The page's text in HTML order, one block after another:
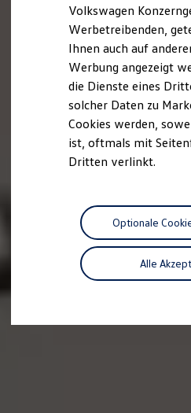
Bidirektionales
Förderung & Kosten
Kostensimulator
Autonomes Fahren
Mehr zum ID. Buzz
California Welt
California Club
California Magazin &
California Reisen &
California App
California Lifestyle &
Übernachten im
Unternehmen
Karriere im
Volkswagen
Werbetreibenden,
Ihnen auch auf
Werbung angezeigt
die Dienste eines
solcher Daten zu
Cookies werden,
ist, oftmals mit
Dritten verlinkt.
Alle
Optionale